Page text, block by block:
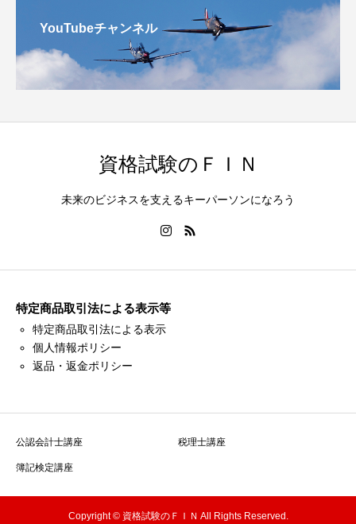
YouTubeチャンネル
資格試験のＦＩＮ
未来のビジネスを支えるキーパーソンになろう
特定商品取引法による表示等
特定商品取引法による表示
個人情報ポリシー
返品・返金ポリシー
公認会計士講座 税理士講座
簿記検定講座
Copyright © 資格試験のＦＩＮ All Rights Reserved.